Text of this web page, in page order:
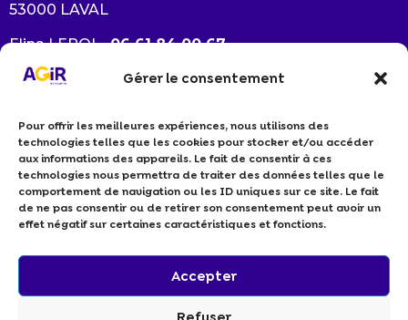
Gérer le consentement
Pour offrir les meilleures expériences, nous utilisons des
technologies telles que les cookies pour stocker et/ou accéder
aux informations des appareils. Le fait de consentir à ces
technologies nous permettra de traiter des données telles que le
comportement de navigation ou les ID uniques sur ce site. Le fait
de ne pas consentir ou de retirer son consentement peut avoir un
effet négatif sur certaines caractéristiques et fonctions.
Accepter
53000 LAVAL
Elina LEROI –06 61 84 00 67
Arlène GAUTRÉ –06 38 33 64 94
Je souhaite devenir membre
Je suis un professionnel RSE
Politiques de cookies
Politiques de confidentialité